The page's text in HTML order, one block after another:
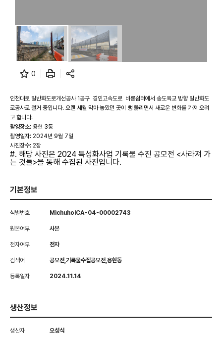
0
인천대로 일반화도로개선공사 1공구 경인고속도로 비룡쉼터에서 송도육교 방향 일반화도
로공사로 철거 중입니다. 오랜 세월 막아 놓았던 곳이 뻥 뚫리면서 새로운 변화를 가져 오려
고 합니다.
촬영장소: 용현 3동
촬영일자: 2024년 9월 7일
사진장수: 2장
#. 해당 사진은 2024 특성화사업 기록물 수진 공모전 <사라져 가
는 것들>을 통해 수집된 사진입니다.
기본정보
식별번호 MichuholCA-04-00002743
원본여부 사본
전자여부 전자
검색어 공모전,기록물수집공모전,용현동
등록일자 2024.11.14
생산정보
생산자 오성식